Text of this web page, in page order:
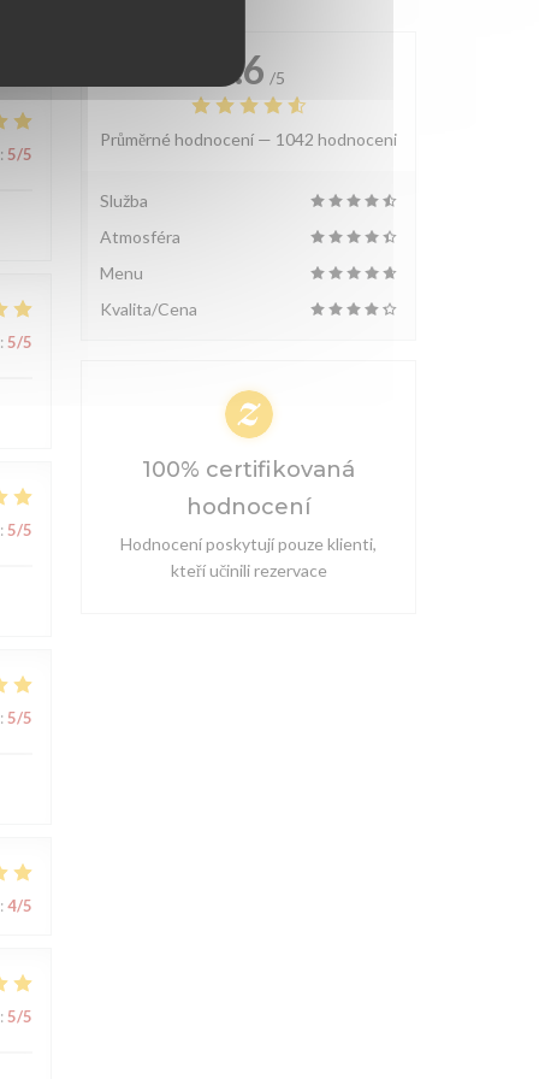
: 5/5
:5/5
: 5/5
: 5/5
: 4/5
: 5/5
4.6 /5
Průměrné hodnocení — 1042 hodnoceni
Služba
Atmosféra
Menu
Kvalita/Cena
100% certifikovaná
hodnocení
Hodnocení poskytují pouze klienti,
kteří učinili rezervace